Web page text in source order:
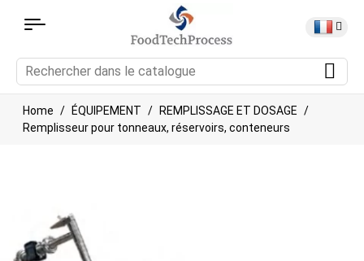
Home ÉQUIPEMENT
REMPLISSAGE ET DOSAGE
Remplisseur pour tonneaux, réservoirs, conteneurs